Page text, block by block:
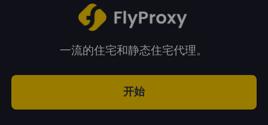
一流的住宅和静态住宅代理。
开始